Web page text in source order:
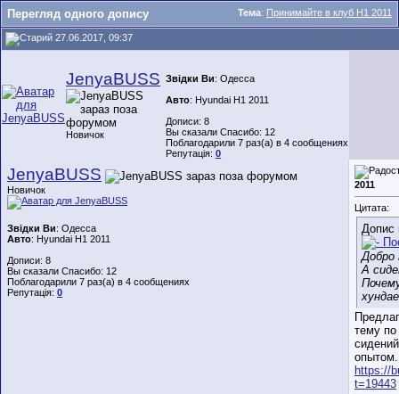
Тема: Принимайте в клуб H1 2011
Перегляд одного допису
27.06.2017, 09:37
JenyaBUSS
Новичок
Звідки Ви: Одесса
Авто: Hyundai H1 2011
Дописи: 8
Вы сказали Спасибо: 12
Поблагодарили 7 раз(а) в 4 сообщениях
Репутація: 0
JenyaBUSS
Новичок
Звідки Ви: Одесса
Авто: Hyundai H1 2011
Дописи: 8
Вы сказали Спасибо: 12
Поблагодарили 7 раз(а) в 4 сообщениях
Репутація: 0
2011
Цитата:
Допис
Добро
А
тему по
опытом.
https://
t=19443